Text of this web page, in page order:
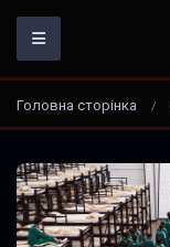
Головна сторінка /